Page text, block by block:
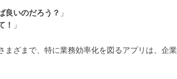
良いのだろう？ 」
！
」
ざまで、特に業務効率化を図るアプリは、企業